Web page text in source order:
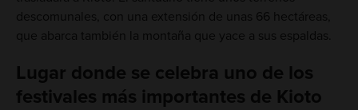
descomunales, con una extensión de unas 66 hectáreas,
que abarca también la montaña que yace a sus espaldas.
Lugar donde se celebra uno de los
festivales más importantes de Kioto